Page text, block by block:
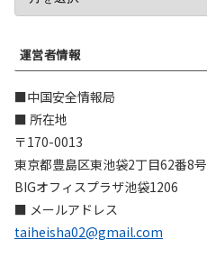
運営者情報
■中国安全情報局
■ 所在地
〒170-0013
東京都豊島区東池袋2丁目62番8号
BIGオフィスプラザ池袋1206
■ メールアドレス
taiheisha02@gmail.com